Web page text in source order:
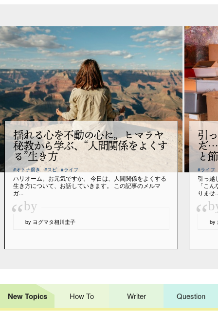
揺れる心を不動の心に。ヒマラヤ
秘教から学ぶ、“人間関係をよくす
る”生き方
#オトナ磨き #スピ #ライフ
ハリオーム。お元気ですか。 今日は、人間関係をよくする
生き方について、お話していきます。 この記事のメルマ
ガ...
“by
by ヨグマタ相川圭子
引
だ…
と
#ライフ
引っ越
「こ
りませ
“ by
New Topics How To Writer Question